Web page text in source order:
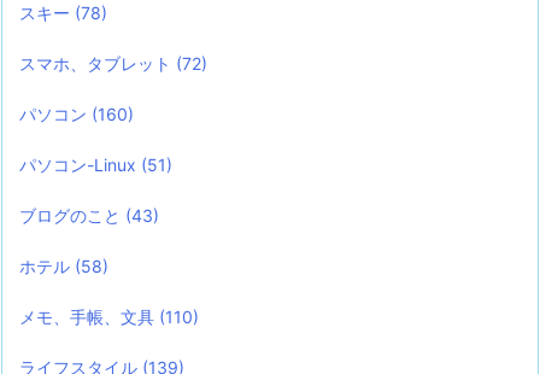
スキー (78)
スマホ、タブレット (72)
パソコン (160)
パソコン-Linux (51)
ブログのこと (43)
ホテル (58)
メモ、手帳、文具 (110)
ライフスタイル (139)